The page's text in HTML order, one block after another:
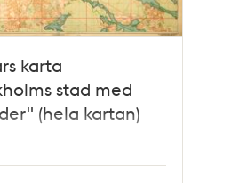
karta
stad med
(hela kartan)